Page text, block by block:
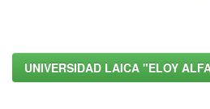
UNIVERSIDAD LAICA "ELOY